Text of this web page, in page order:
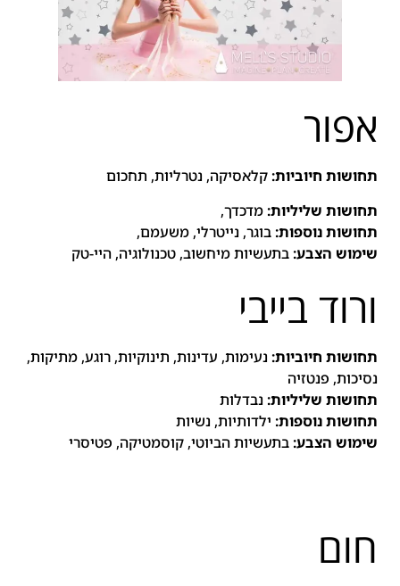
אפור
תחושות חיוביות:קלאסיקה, נטרליות, תחכום
תחושות שליליות:מדכדך,
תחושות נוספות:בוגר, נייטרלי, משעמם,
שימוש הצבע:בתעשיות מיחשוב, טכנולוגיה, היי-טק
ורוד בייבי
תחושות חיוביות: נעימות, עדינות, תינוקיות, רוגע, מתיקות,
נסיכות, פנטזיה
תחושות שליליות: נבדלות
תחושות נוספות: ילדותיות, נשיות
שימוש הצבע:בתעשיות הביוטי, קוסמטיקה, פטיסרי
חום